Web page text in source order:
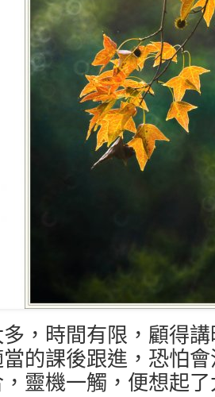
，時間有限，顧得
的課後跟進，恐怕
靈機一觸，便想起